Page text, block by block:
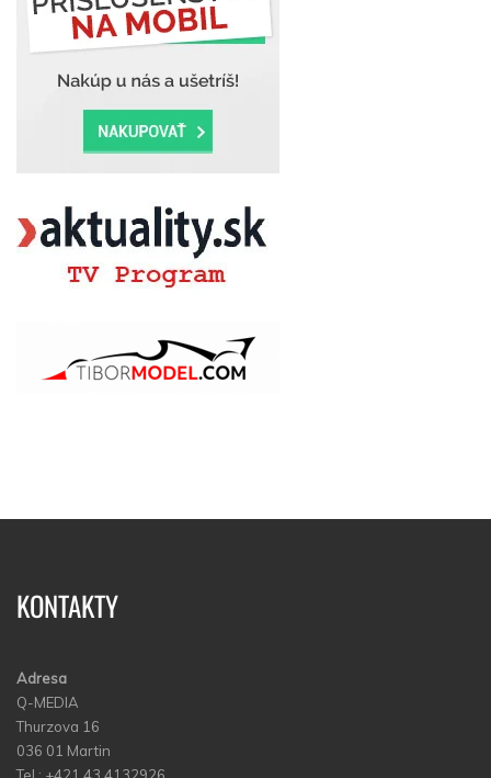
KONTAKTY
Adresa
Q-MEDIA
Thurzova 16
036 01 Martin
Tel.: +421 43 4132926